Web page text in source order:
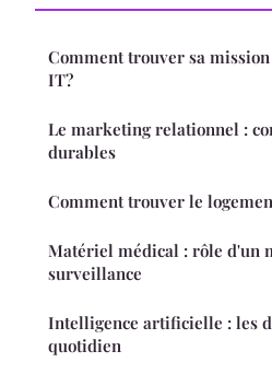
Comment trouver sa
IT?
Le marketing relationnel :
durables
Comment trouver le
Matériel médical : rôle d'un
surveillance
Intelligence artificielle : les
quotidien